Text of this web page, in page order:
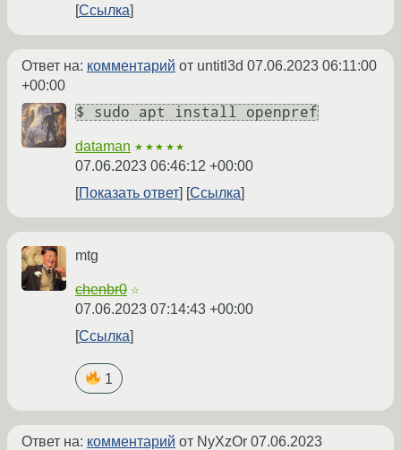
Ссылка
Ответ на: комментарий от untitl3d 07.06.2023 06:11:00
+00:00
$ sudo apt install openpref
dataman ★★★★★
07.06.2023 06:46:12 +00:00
Показать ответ
Ссылка
mtg
chenbr0 ☆
07.06.2023 07:14:43 +00:00
Ссылка
1
Ответ на: комментарий от NyXzOr 07.06.2023